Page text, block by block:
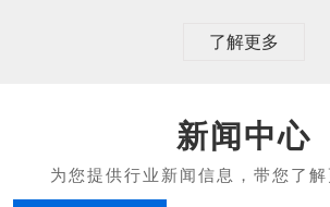
了解更多
新闻中心